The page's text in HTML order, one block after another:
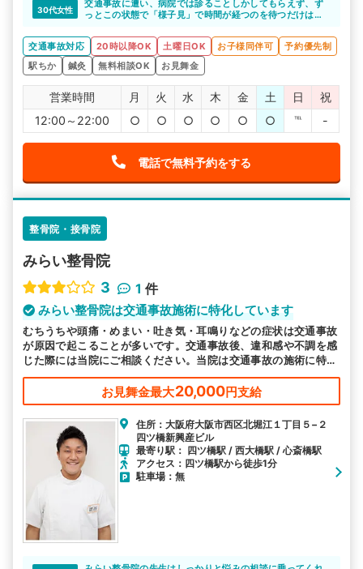
もちろん予約無しでもみていただけますが、予約して確実
に施術を受けたほうが良いと思います。
30代女性
交通事故に遭い、病院では診ることしかしてもらえず、ず
っとこの状態で「様子見」で時間が経つのを待つだけはツ
初回時に事故施術の詳しいお話をして頂き、先生方も皆さ
ん優しい方で安心して通う事が出来ています。体も事故当
時よりだいぶマシになってきました。いつもありがとうご
ざいます。
交通事故対応 20時以降OK 土曜日OK お子様同伴可
予約優先制
駅ちか
鍼灸 無料相談OK お見舞金
営業時間 月 火 水 木 金 土 日
祝
12:00～22:00
○ ○ ○ ○ ○ ○ ℡ -
電話で無料予約をする
整骨院・接骨院
みらい整骨院
3
1 件
みらい整骨院は交通事故施術に特化しています
むちうちや頭痛・めまい・吐き気・耳鳴りなどの症状は交通事故
が原因で起こることが多いです。交通事故後、違和感や不調を感
じた際には当院にご相談ください。当院は交通事故の施術に特化
しています。
お見舞金最大20,000円支給
住所：大阪府大阪市西区北堀江１丁目５−２
四ツ橋新興産ビル
最寄り駅： 四ツ橋駅 / 西大橋駅 / 心斎橋駅
アクセス：四ツ橋駅から徒歩1分
駐車場：無